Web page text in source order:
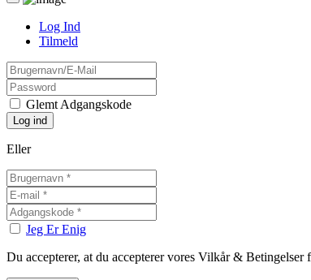
Log Ind
Tilmeld
Glemt Adgangskode
Eller
Jeg Er Enig
Du accepterer, at du accepterer vores Vilkår & Betingelser